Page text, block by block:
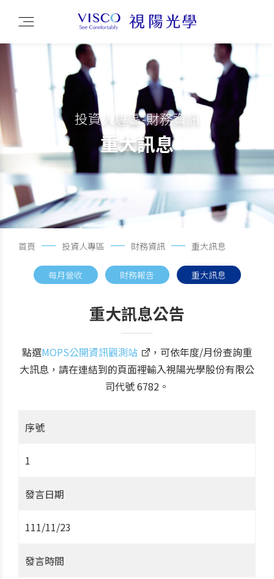
投資人專區-財務資訊
重大訊息
首頁 投資人專區 財務資訊 重大訊息
每月營收 財務報告 重大訊息
重大訊息公告
點選MOPS公開資訊觀測站
，可依年度/月份查詢重
大訊息，請在連結到的頁面裡輸入視陽光學股份有限公
司代號 6782。
序號
1
發言日期
111/11/23
發言時間